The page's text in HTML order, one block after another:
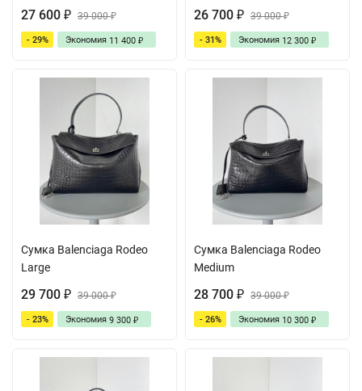
27 600 ₽ 39 000₽
- 29% Экономия 11 400 ₽
26 700 ₽ 39 000₽
- 31% Экономия 12 300 ₽
Сумка Balenciaga Rodeo
Large
29 700 ₽ 39 000₽
- 23% Экономия 9 300 ₽
Сумка Balenciaga Rodeo
Medium
28 700 ₽ 39 000₽
- 26% Экономия 10 300 ₽